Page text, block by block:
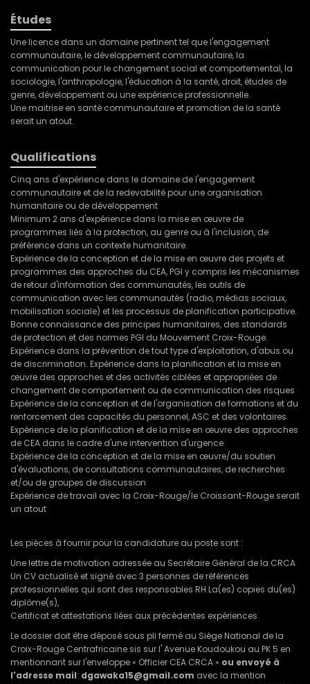
Études
Une licence dans un domaine pertinent tel que l'engagement
communautaire, le développement communautaire, la
communication pour le changement social et comportemental, la
sociologie, l'anthropologie, l'éducation à la santé, droit, études de
genre, développement ou une expérience professionnelle.
Une maitrise en santé communautaire et promotion de la santé
serait un atout.
Qualifications
Cinq ans d'expérience dans le domaine de l'engagement
communautaire et de la redevabilité pour une organisation
humanitaire ou de développement
Minimum 2 ans d'expérience dans la mise en œuvre de
programmes liés à la protection, au genre ou à l'inclusion, de
préférence dans un contexte humanitaire.
Expérience de la conception et de la mise en œuvre des projets et
programmes des approches du CEA, PGI y compris les mécanismes
de retour d'information des communautés, les outils de
communication avec les communautés (radio, médias sociaux,
mobilisation sociale) et les processus de planification participative.
Bonne connaissance des principes humanitaires, des standards
de protection et des normes PGI du Mouvement Croix-Rouge.
Expérience dans la prévention de tout type d'exploitation, d'abus ou
de discrimination. Expérience dans la planification et la mise en
œuvre des approches et des activités ciblées et appropriées de
changement de comportement ou de communication des risques
Expérience de la conception et de l'organisation de formations et du
renforcement des capacités du personnel, ASC et des volontaires
Expérience de la planification et de la mise en œuvre des approches
de CEA dans le cadre d'une intervention d'urgence
Expérience de la conception et de la mise en œuvre/du soutien
d'évaluations, de consultations communautaires, de recherches
et/ou de groupes de discussion
Expérience de travail avec la Croix-Rouge/le Croissant-Rouge serait
un atout
Les pièces à fournir pour la candidature au poste sont :
Une lettre de motivation adressée au Secrétaire Général de la CRCA
Un CV actualisé et signé avec 3 personnes de références
professionnelles qui sont des responsables RH La(es) copies du(es)
diplôme(s),
Certificat et attestations liées aux précédentes expériences
Le dossier doit être déposé sous pli fermé au Siège National de la
Croix-Rouge Centrafricaine sis sur I' Avenue Koudoukou au PK 5 en
mentionnant sur l'enveloppe « Officier CEA CRCA » ou envoyé à
l'adresse mail: dgawaka15@gmail.com avec la mention